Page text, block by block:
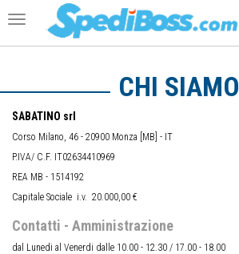
Toggle
navigation
CHI SIAMO
SABATINO srl
Corso Milano, 46 - 20900 Monza [MB] - IT
P.IVA/ C.F. IT02634410969
REA MB - 1514192
Capitale Sociale i.v. 20.000,00 €
Contatti - Amministrazione
dal Lunedi al Venerdi dalle 10.00 - 12.30 / 17.00 - 18.00